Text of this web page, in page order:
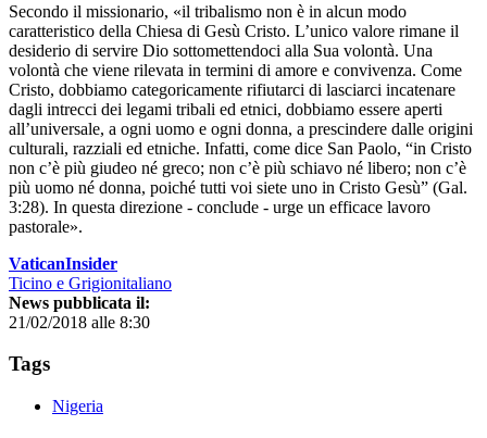
Secondo il missionario, «il tribalismo non è in alcun modo
caratteristico della Chiesa di Gesù Cristo. L’unico valore rimane il
desiderio di servire Dio sottomettendoci alla Sua volontà. Una
volontà che viene rilevata in termini di amore e convivenza. Come
Cristo, dobbiamo categoricamente rifiutarci di lasciarci incatenare
dagli intrecci dei legami tribali ed etnici, dobbiamo essere aperti
all’universale, a ogni uomo e ogni donna, a prescindere dalle origini
culturali, razziali ed etniche. Infatti, come dice San Paolo, “in Cristo
non c’è più giudeo né greco; non c’è più schiavo né libero; non c’è
più uomo né donna, poiché tutti voi siete uno in Cristo Gesù” (Gal.
3:28). In questa direzione - conclude - urge un efficace lavoro
pastorale».
VaticanInsider
Ticino e Grigionitaliano
News pubblicata il:
21/02/2018 alle 8:30
Tags
Nigeria